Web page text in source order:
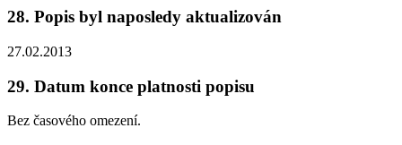
28. Popis byl naposledy aktualizován
27.02.2013
29. Datum konce platnosti popisu
Bez časového omezení.